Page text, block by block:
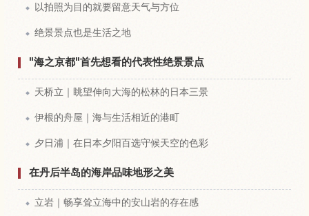
以拍照为目的就要留意天气与方位
绝景景点也是生活之地
"海之京都"首先想看的代表性绝景景点
天桥立｜眺望伸向大海的松林的日本三景
伊根的舟屋｜海与生活相近的港町
夕日浦｜在日本夕阳百选守候天空的色彩
在丹后半岛的海岸品味地形之美
立岩｜畅享耸立海中的安山岩的存在感